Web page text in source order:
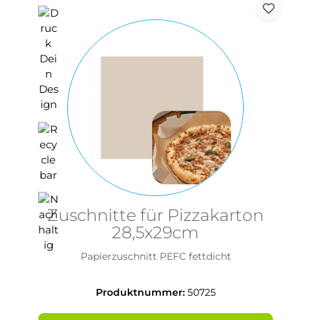
Zuschnitte für Pizzakarton
28,5x29cm
Papierzuschnitt PEFC fettdicht
Produktnummer: 50725